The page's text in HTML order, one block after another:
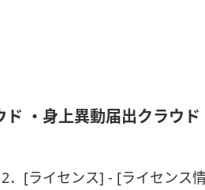
ド ・身上異動届出クラウド
2．[ライセンス] - [ライセンス